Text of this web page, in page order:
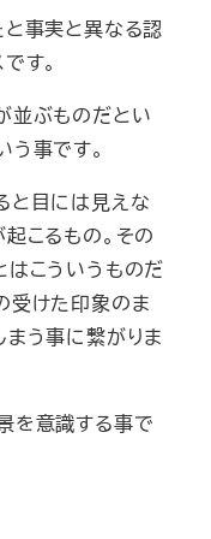
事実と異なる認
す。
並ぶものだとい
事です。
と目には見えな
こるもの。その
はこういうものだ
受けた印象のま
う事に繋がりま
を意識する事で